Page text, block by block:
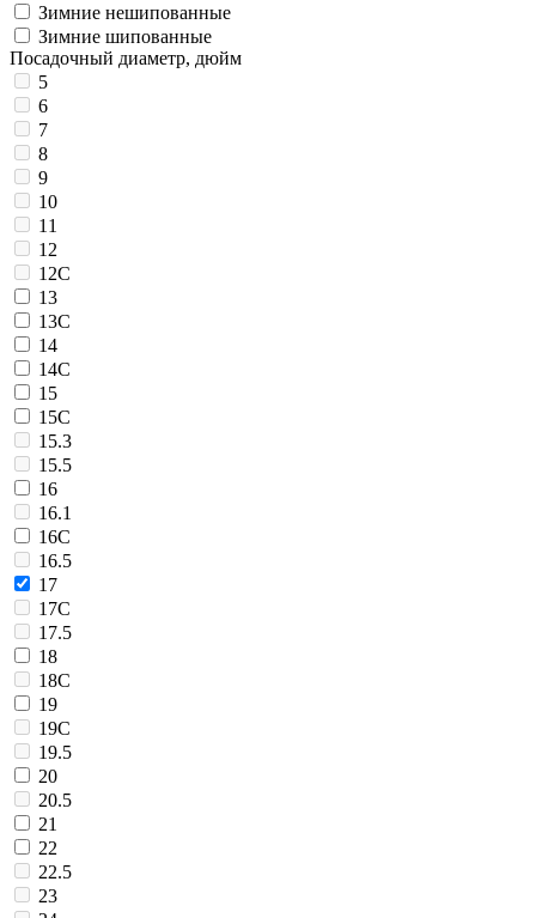
Зимние нешипованные
Зимние шипованные
Посадочный диаметр, дюйм
5
6
7
8
9
10
11
12
12C
13
13C
14
14C
15
15C
15.3
15.5
16
16.1
16C
16.5
17
17C
17.5
18
18C
19
19C
19.5
20
20.5
21
22
22.5
23